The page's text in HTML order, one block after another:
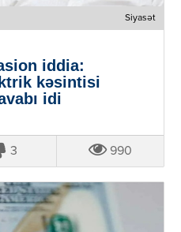
Siyasət
iddia:
kəsintisi
idi
3 990